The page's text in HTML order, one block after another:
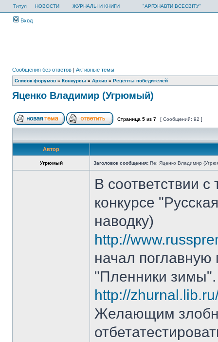
Титул НОВОСТИ ЖУРНАЛЫ И КНИГИ "АРГОНАВТИ ВСЕСВІТУ"
Вход
Сообщения без ответов | Активные темы
Список форумов » Конкурсы » Архив » Рецепты победителей
Яценко Владимир (Угрюмый)
Страница 5 из 7 [ Сообщений: 92 ]
Автор
Угрюмый Заголовок сообщения: Re: Яценко Владимир
В соответствии
конкурсе
наводку)
http://
начал
"Пленники зимы".
http://
Желающим